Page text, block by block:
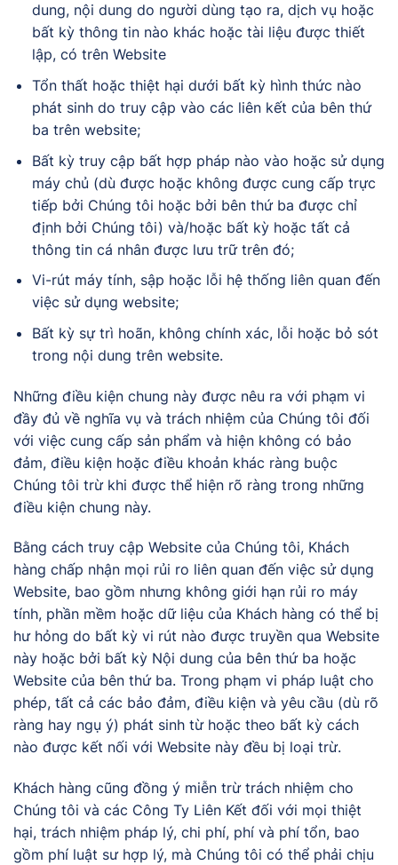
dung, nội dung do người dùng tạo ra, dịch vụ hoặc
bất kỳ thông tin nào khác hoặc tài liệu được thiết
lập, có trên Website
Tổn thất hoặc thiệt hại dưới bất kỳ hình thức nào
phát sinh do truy cập vào các liên kết của bên thứ
ba trên website;
Bất kỳ truy cập bất hợp pháp nào vào hoặc sử dụng
máy chủ (dù được hoặc không được cung cấp trực
tiếp bởi Chúng tôi hoặc bởi bên thứ ba được chỉ
định bởi Chúng tôi) và/hoặc bất kỳ hoặc tất cả
thông tin cá nhân được lưu trữ trên đó;
Vi-rút máy tính, sập hoặc lỗi hệ thống liên quan đến
việc sử dụng website;
Bất kỳ sự trì hoãn, không chính xác, lỗi hoặc bỏ sót
trong nội dung trên website.
Những điều kiện chung này được nêu ra với phạm vi
đầy đủ về nghĩa vụ và trách nhiệm của Chúng tôi đối
với việc cung cấp sản phẩm và hiện không có bảo
đảm, điều kiện hoặc điều khoản khác ràng buộc
Chúng tôi trừ khi được thể hiện rõ ràng trong những
điều kiện chung này.
Bằng cách truy cập Website của Chúng tôi, Khách
hàng chấp nhận mọi rủi ro liên quan đến việc sử dụng
Website, bao gồm nhưng không giới hạn rủi ro máy
tính, phần mềm hoặc dữ liệu của Khách hàng có thể bị
hư hỏng do bất kỳ vi rút nào được truyền qua Website
này hoặc bởi bất kỳ Nội dung của bên thứ ba hoặc
Website của bên thứ ba. Trong phạm vi pháp luật cho
phép, tất cả các bảo đảm, điều kiện và yêu cầu (dù rõ
ràng hay ngụ ý) phát sinh từ hoặc theo bất kỳ cách
nào được kết nối với Website này đều bị loại trừ.
Khách hàng cũng đồng ý miễn trừ trách nhiệm cho
Chúng tôi và các Công Ty Liên Kết đối với mọi thiệt
hại, trách nhiệm pháp lý, chi phí, phí và phí tổn, bao
gồm phí luật sư hợp lý, mà Chúng tôi có thể phải chịu